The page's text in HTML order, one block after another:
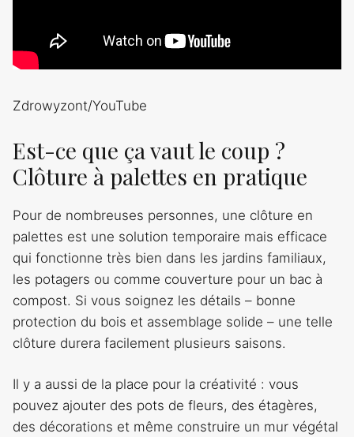
Zdrowyzont/YouTube
Est-ce que ça vaut le coup ?
Clôture à palettes en pratique
Pour de nombreuses personnes, une clôture en
palettes est une solution temporaire mais efficace
qui fonctionne très bien dans les jardins familiaux,
les potagers ou comme couverture pour un bac à
compost. Si vous soignez les détails – bonne
protection du bois et assemblage solide – une telle
clôture durera facilement plusieurs saisons.
Il y a aussi de la place pour la créativité : vous
pouvez ajouter des pots de fleurs, des étagères,
des décorations et même construire un mur végétal